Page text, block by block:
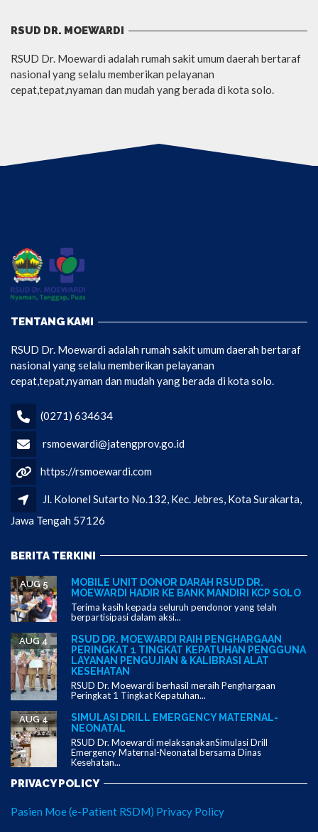
RSUD DR. MOEWARDI
RSUD Dr. Moewardi adalah rumah sakit umum daerah bertaraf
nasional yang selalu memberikan pelayanan
cepat,tepat,nyaman dan mudah yang berada di kota solo.
TENTANG KAMI
RSUD Dr. Moewardi adalah rumah sakit umum daerah bertaraf
nasional yang selalu memberikan pelayanan
cepat,tepat,nyaman dan mudah yang berada di kota solo.
(0271) 634634
rsmoewardi@jatengprov.go.id
https://rsmoewardi.com
Jl. Kolonel Sutarto No.132, Kec. Jebres, Kota Surakarta,
Jawa Tengah 57126
BERITA TERKINI
MOBILE UNIT DONOR DARAH RSUD DR.
MOEWARDI HADIR KE BANK MANDIRI KCP SOLO
AUG 5
Terima kasih kepada seluruh pendonor yang telah
berpartisipasi dalam aksi...
RSUD DR. MOEWARDI RAIH PENGHARGAAN
PERINGKAT 1 TINGKAT KEPATUHAN PENGGUNA
LAYANAN PENGUJIAN & KALIBRASI ALAT
KESEHATAN
AUG 4
RSUD Dr. Moewardi berhasil meraih Penghargaan
Peringkat 1 Tingkat Kepatuhan...
SIMULASI DRILL EMERGENCY MATERNAL-
NEONATAL
AUG 4
RSUD Dr. Moewardi melaksanakanSimulasi Drill
Emergency Maternal-Neonatal bersama Dinas
Kesehatan...
PRIVACY POLICY
Pasien Moe (e-Patient RSDM) Privacy Policy